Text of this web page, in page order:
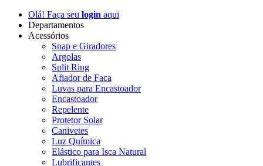
Olá! Faça seu login aqui
Departamentos
Acessórios
Snap e Giradores
Argolas
Split Ring
Afiador de Faca
Luvas para Encastoador
Encastoador
Repelente
Protetor Solar
Canivetes
Luz Química
Elástico para Isca Natural
Lubrificantes